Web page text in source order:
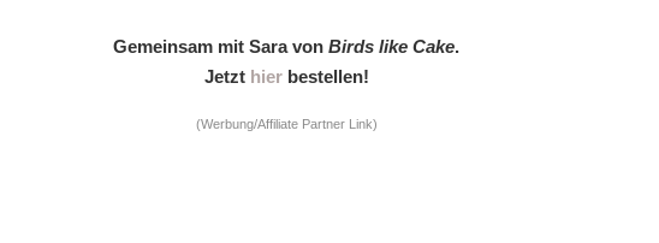
Gemeinsam mit Sara vonBirds like Cake.
Jetzt hierbestellen!
(Werbung/Affiliate Partner Link)